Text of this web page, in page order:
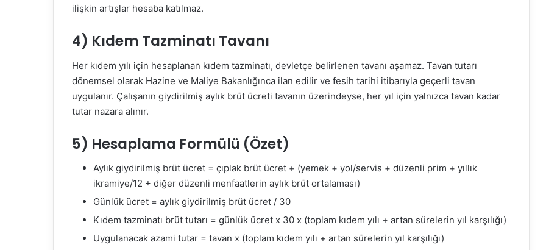
ilişkin artışlar hesaba katılmaz.
4) Kıdem Tazminatı Tavanı
Her kıdem yılı için hesaplanan kıdem tazminatı, devletçe belirlenen tavanı aşamaz. Tavan tutarı
dönemsel olarak Hazine ve Maliye Bakanlığınca ilan edilir ve fesih tarihi itibarıyla geçerli tavan
uygulanır. Çalışanın giydirilmiş aylık brüt ücreti tavanın üzerindeyse, her yıl için yalnızca tavan kadar
tutar nazara alınır.
5) Hesaplama Formülü (Özet)
Aylık giydirilmiş brüt ücret = çıplak brüt ücret + (yemek + yol/servis + düzenli prim + yıllık
ikramiye/12 + diğer düzenli menfaatlerin aylık brüt ortalaması)
Günlük ücret = aylık giydirilmiş brüt ücret / 30
Kıdem tazminatı brüt tutarı = günlük ücret x 30 x (toplam kıdem yılı + artan sürelerin yıl karşılığı)
Uygulanacak azami tutar = tavan x (toplam kıdem yılı + artan sürelerin yıl karşılığı)